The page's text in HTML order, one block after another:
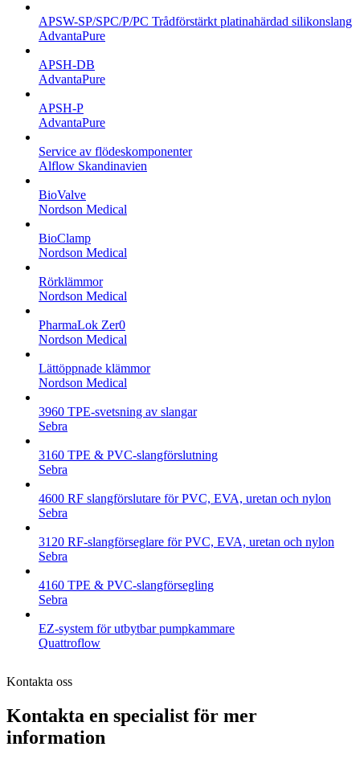
APSW-SP/SPC/P/PC Trådförstärkt platinahärdad silikonslang
AdvantaPure
APSH-DB
AdvantaPure
APSH-P
AdvantaPure
Service av flödeskomponenter
Alflow Skandinavien
BioValve
Nordson Medical
BioClamp
Nordson Medical
Rörklämmor
Nordson Medical
PharmaLok Zer0
Nordson Medical
Lättöppnade klämmor
Nordson Medical
3960 TPE-svetsning av slangar
Sebra
3160 TPE & PVC-slangförslutning
Sebra
4600 RF slangförslutare för PVC, EVA, uretan och nylon
Sebra
3120 RF-slangförseglare för PVC, EVA, uretan och nylon
Sebra
4160 TPE & PVC-slangförsegling
Sebra
EZ-system för utbytbar pumpkammare
Quattroflow
Kontakta oss
Kontakta en specialist för mer
information